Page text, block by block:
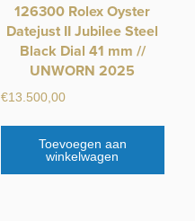
126300 Rolex Oyster
Datejust II Jubilee Steel
Black Dial 41 mm //
UNWORN 2025
€13.500,00
Toevoegen aan
winkelwagen